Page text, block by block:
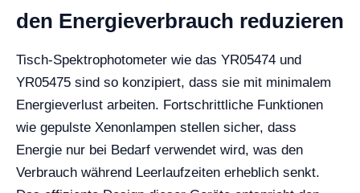
den Energieverbrauch reduzieren
Tisch-Spektrophotometer wie das YR05474 und
YR05475 sind so konzipiert, dass sie mit minimalem
Energieverlust arbeiten. Fortschrittliche Funktionen
wie gepulste Xenonlampen stellen sicher, dass
Energie nur bei Bedarf verwendet wird, was den
Verbrauch während Leerlaufzeiten erheblich senkt.